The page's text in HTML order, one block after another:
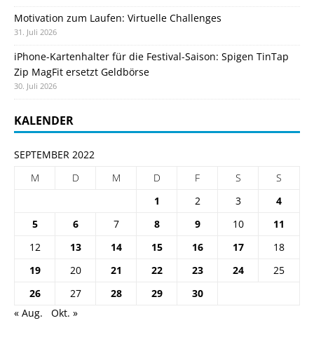
Motivation zum Laufen: Virtuelle Challenges
31. Juli 2026
iPhone-Kartenhalter für die Festival-Saison: Spigen TinTap
Zip MagFit ersetzt Geldbörse
30. Juli 2026
KALENDER
SEPTEMBER 2022
M
D M D F S
S
1
2 3
4
5
6 7 8 9 10
11
12
13 14 15 16 17
18
19
20 21 22 23 24
25
26
27 28 29
30
« Aug.
Okt. »